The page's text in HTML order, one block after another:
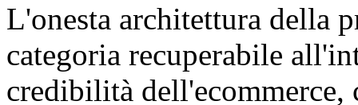
L'onesta architettura della
categoria recuperabile
credibilità dell'ecommerce,